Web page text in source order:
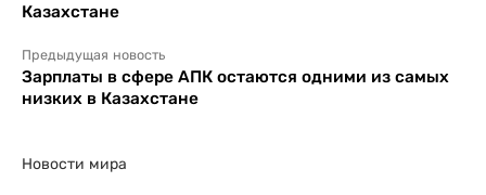
Казахстане
Предыдущая новость
Зарплаты в сфере АПК остаются одними из самых
низких в Казахстане
Новости мира